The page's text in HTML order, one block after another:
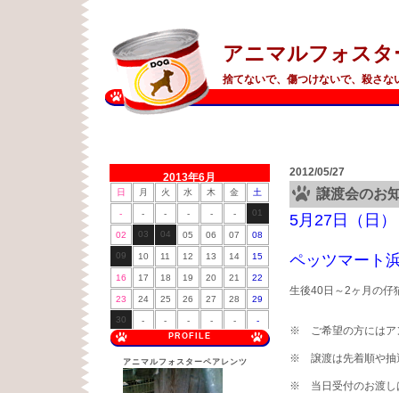
アニマルフォス
捨てないで、傷つけないで、殺さ
2013年6月
日 月 火 水 木 金 土
- - - - - - 01
02 03 04 05 06 07 08
09 10 11 12 13 14 15
16 17 18 19 20 21 22
23 24 25 26 27 28 29
30 - - - - - -
PROFILE
アニマルフォスターペアレンツ
2012/05/27
譲渡会のお
5月27日（日
ペッツマート
生後40日～2ヶ月の仔
※ ご希望の方にはア
※ 譲渡は先着順や抽
※ 当日受付のお渡し